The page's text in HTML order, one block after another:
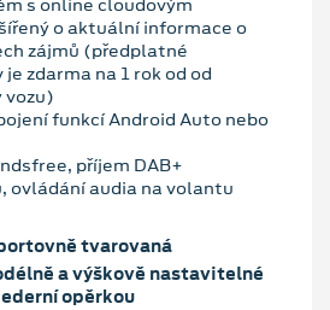
o aktuální informace o
zájmů (předplatné
zdarma na 1 rok od od
vozu)
funkcí Android Auto nebo
příjem DAB+
ovládání audia na volantu
tvarovaná
a výškově nastavitelné
opěrkou